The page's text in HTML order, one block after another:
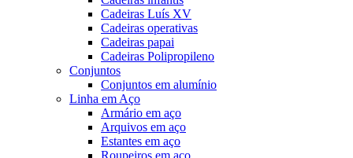
Cadeiras Luís XV
Cadeiras operativas
Cadeiras papai
Cadeiras Polipropileno
Conjuntos
Conjuntos em alumínio
Linha em Aço
Armário em aço
Arquivos em aço
Estantes em aço
Roupeiros em aço